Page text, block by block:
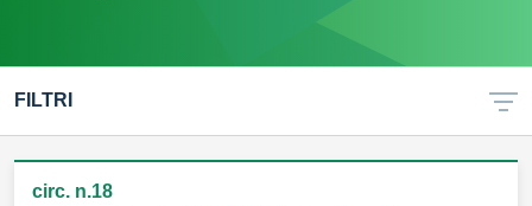
FILTRI
circ. n.18